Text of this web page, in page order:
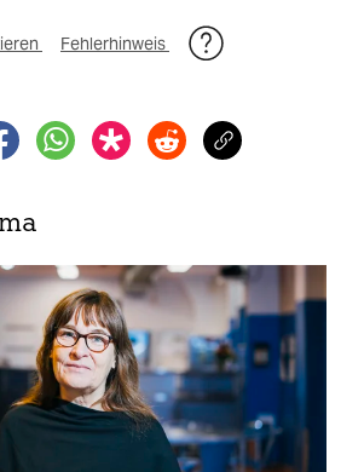
Fehlerhinweis